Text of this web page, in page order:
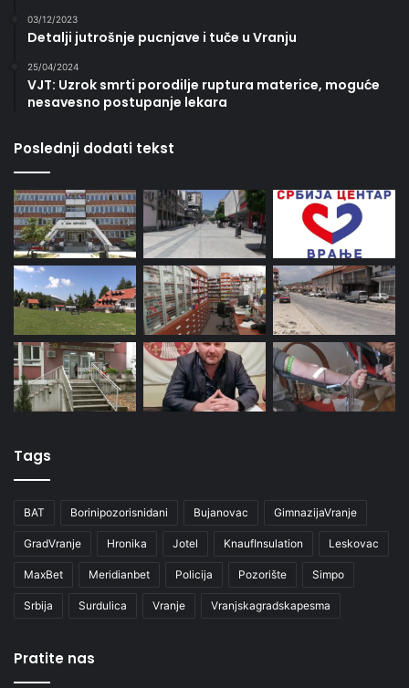
03/12/2023
Detalji jutrošnje pucnjave i tuče u Vranju
25/04/2024
VJT: Uzrok smrti porodilje ruptura materice, moguće
nesavesno postupanje lekara
Poslednji dodati tekst
Tags
BAT Borinipozorisnidani Bujanovac GimnazijaVranje
GradVranje Hronika Jotel KnaufInsulation Leskovac
MaxBet Meridianbet Policija Pozorište Simpo
Srbija Surdulica Vranje Vranjskagradskapesma
Pratite nas